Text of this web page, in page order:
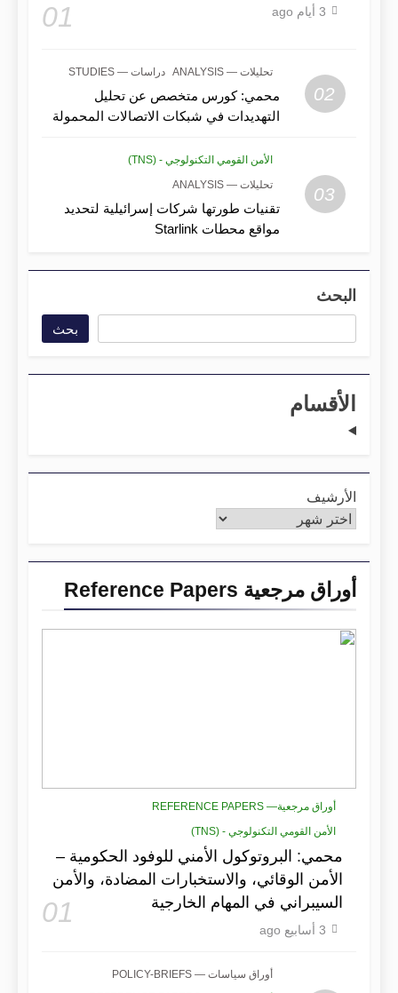
01 3 أيام ago
02
تحليلات — ANALYSIS دراسات — STUDIES
محمي: كورس متخصص عن تحليل
التهديدات في شبكات الاتصالات المحمولة
03
الأمن القومي التكنولوجي - (TNS)
تحليلات — ANALYSIS
تقنيات طورتها شركات إسرائيلية لتحديد
مواقع محطات Starlink
البحث
بحث
الأقسام
الأرشيف
أوراق مرجعية Reference Papers
أوراق مرجعية— REFERENCE PAPERS
الأمن القومي التكنولوجي - (TNS)
محمي: البروتوكول الأمني للوفود الحكومية –
الأمن الوقائي، والاستخبارات المضادة، والأمن
السيبراني في المهام الخارجية
01
3 أسابيع ago
أوراق سياسات — POLICY-BRIEFS